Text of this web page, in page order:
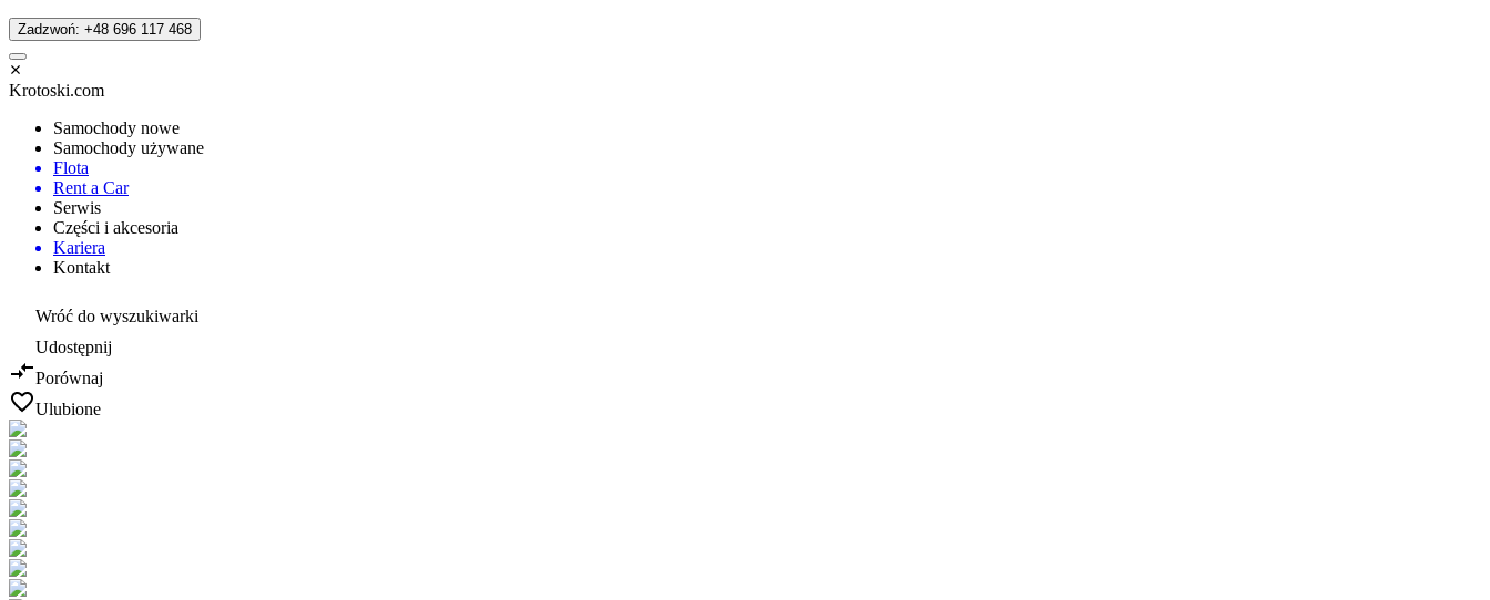
Zadzwoń: +48 696 117 468
Krotoski.com
Samochody nowe
Samochody używane
Flota
Rent a Car
Serwis
Części i akcesoria
Kariera
Kontakt
Wróć do wyszukiwarki
Udostępnij
Porównaj
Ulubione